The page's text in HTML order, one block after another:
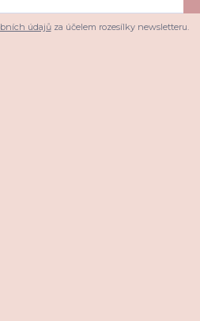
údajůza účelem rozesílky newsletteru.